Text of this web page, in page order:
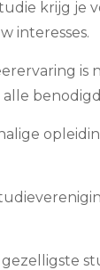
krijg je
interesses.
is
alle
gezelligste